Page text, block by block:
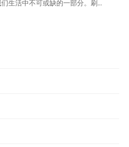
生活中不可或缺的一部分。刷...